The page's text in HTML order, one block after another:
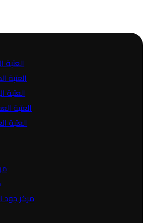
العتبة
العتبة
العتبة
العتبة
مركز جود